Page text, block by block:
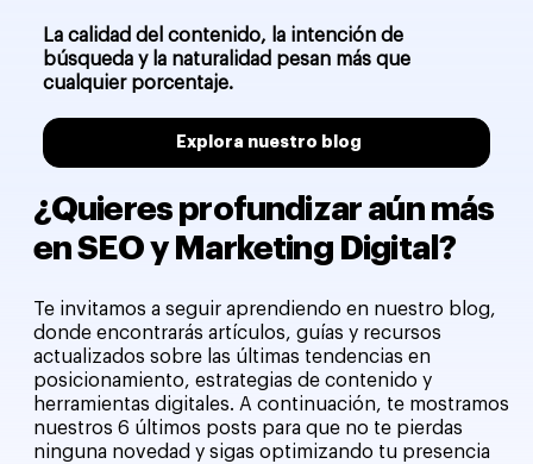
La calidad del contenido, la intención de
búsqueda y la naturalidad pesan más que
cualquier porcentaje.
Explora nuestro blog
¿Quieres profundizar aún más
en SEO y Marketing Digital?
Te invitamos a seguir aprendiendo en nuestro blog,
donde encontrarás artículos, guías y recursos
actualizados sobre las últimas tendencias en
posicionamiento, estrategias de contenido y
herramientas digitales. A continuación, te mostramos
nuestros 6 últimos posts para que no te pierdas
ninguna novedad y sigas optimizando tu presencia